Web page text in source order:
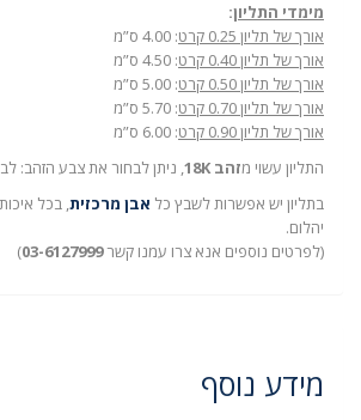
מימדי התליון:
אורך של תליון 0.25 קרט
: 4.00 ס”מ
אורך של תליון 0.40 קרט
: 4.50 ס”מ
אורך של תליון 0.50 קרט
: 5.00 ס”מ
אורך של תליון 0.70 קרט
: 5.70 ס”מ
אורך של תליון 0.90 קרט
: 6.00 ס”מ
התליון עשוי מזהב 18K
, ניתן לבחור את צבע הזהב:
בתליון יש אפשרות לשבץ כל אבן מרכזית, בכל
יהלום.
(לפרטים נוספים אנא צרו עמנו קשר03-6127999
)
מידע נוסף